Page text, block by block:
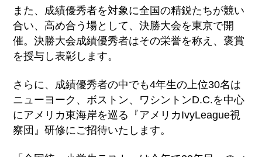
また、成績優秀者を対象に全国の精鋭たちが競い
合い、高め合う場として、決勝大会を東京で開
催。決勝大会成績優秀者はその栄誉を称え、褒賞
を授与し表彰します。
さらに、成績優秀者の中でも4年生の上位30名は
ニューヨーク、ボストン、ワシントンD.C.を中心
にアメリカ東海岸を巡る『アメリカIvyLeague視
察団』研修にご招待いたします。